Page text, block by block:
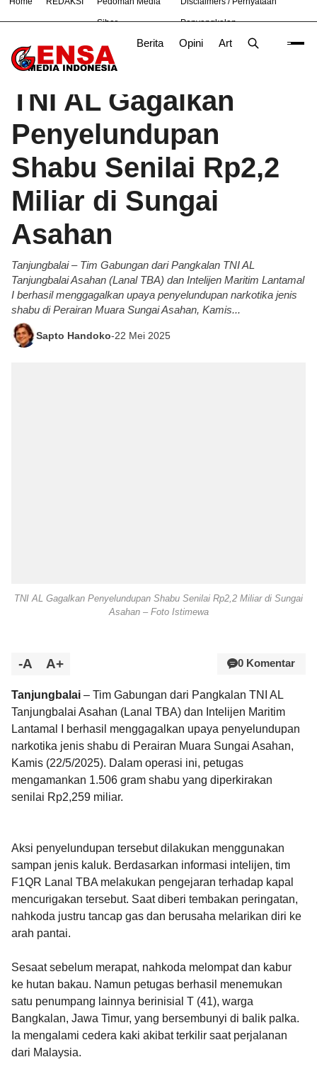
Siber Penyangkalan
Berita Opini Artikel
# Bekasi Nasional News OLAHRAGA TNI
Beranda/Berita
TNI AL Gagalkan
Penyelundupan
Shabu Senilai Rp2,2
Miliar di Sungai
Asahan
Tanjungbalai – Tim Gabungan dari Pangkalan TNI AL
Tanjungbalai Asahan (Lanal TBA) dan Intelijen Maritim Lantamal
I berhasil menggagalkan upaya penyelundupan narkotika jenis
shabu di Perairan Muara Sungai Asahan, Kamis...
Sapto Handoko-22 Mei 2025
TNI AL Gagalkan Penyelundupan Shabu Senilai Rp2,2 Miliar di Sungai
Asahan – Foto Istimewa
-A A+ 0 Komentar
Tanjungbalai – Tim Gabungan dari Pangkalan TNI AL
Tanjungbalai Asahan (Lanal TBA) dan Intelijen Maritim
Lantamal I berhasil menggagalkan upaya penyelundupan
narkotika jenis shabu di Perairan Muara Sungai Asahan,
Kamis (22/5/2025). Dalam operasi ini, petugas
mengamankan 1.506 gram shabu yang diperkirakan
senilai Rp2,259 miliar.
Aksi penyelundupan tersebut dilakukan menggunakan
sampan jenis kaluk. Berdasarkan informasi intelijen, tim
F1QR Lanal TBA melakukan pengejaran terhadap kapal
mencurigakan tersebut. Saat diberi tembakan peringatan,
nahkoda justru tancap gas dan berusaha melarikan diri ke
arah pantai.
Sesaat sebelum merapat, nahkoda melompat dan kabur
ke hutan bakau. Namun petugas berhasil menemukan
satu penumpang lainnya berinisial T (41), warga
Bangkalan, Jawa Timur, yang bersembunyi di balik palka.
Ia mengalami cedera kaki akibat terkilir saat perjalanan
dari Malaysia.